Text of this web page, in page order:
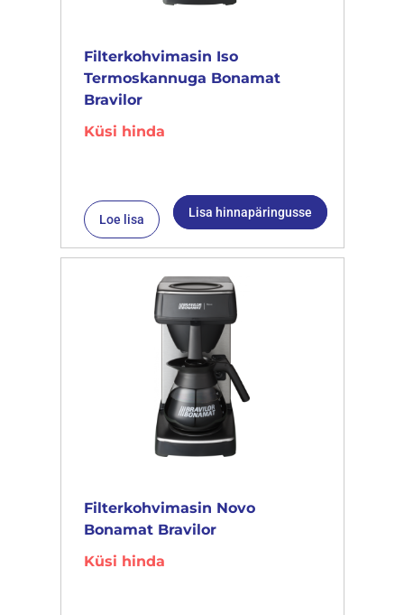
Filterkohvimasin Iso
Termoskannuga Bonamat
Bravilor
Küsi hinda
Loe lisa Lisa hinnapäringusse
Filterkohvimasin Novo
Bonamat Bravilor
Küsi hinda